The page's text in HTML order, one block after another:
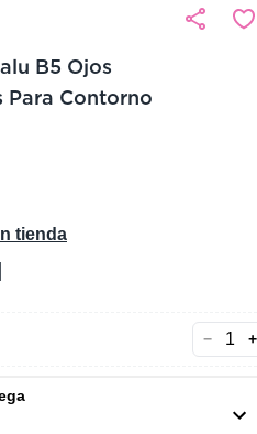
B5 Ojos
Para Contorno
tienda
− +